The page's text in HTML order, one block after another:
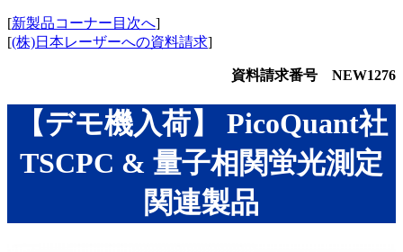
[新製品コーナー目次へ]
[(株)日本レーザーへの資料請求]
資料請求番号 NEW1276
【デモ機入荷】 PicoQuant社
TSCPC & 量子相関蛍光測定
関連製品